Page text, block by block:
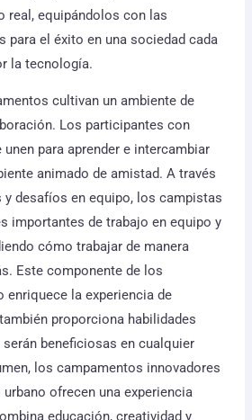
real, equipándolos con las
para el éxito en una sociedad cada
la tecnología.
cultivan un ambiente de
Los participantes con
para aprender e intercambiar
animado de amistad. A través
y desafíos en equipo, los campistas
importantes de trabajo en equipo y
cómo trabajar de manera
Este componente de los
la experiencia de
proporciona habilidades
beneficiosas en cualquier
los campamentos innovadores
ofrecen una experiencia